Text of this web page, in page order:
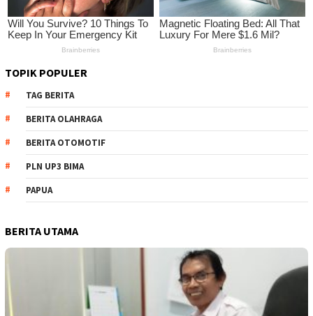
TOPIK POPULER
TAG BERITA
BERITA OLAHRAGA
BERITA OTOMOTIF
PLN UP3 BIMA
PAPUA
BERITA UTAMA